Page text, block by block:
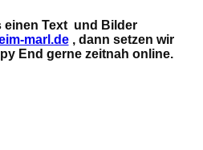
einen Text und Bilder
marl.de, dann setzen wir
End gerne zeitnah online.